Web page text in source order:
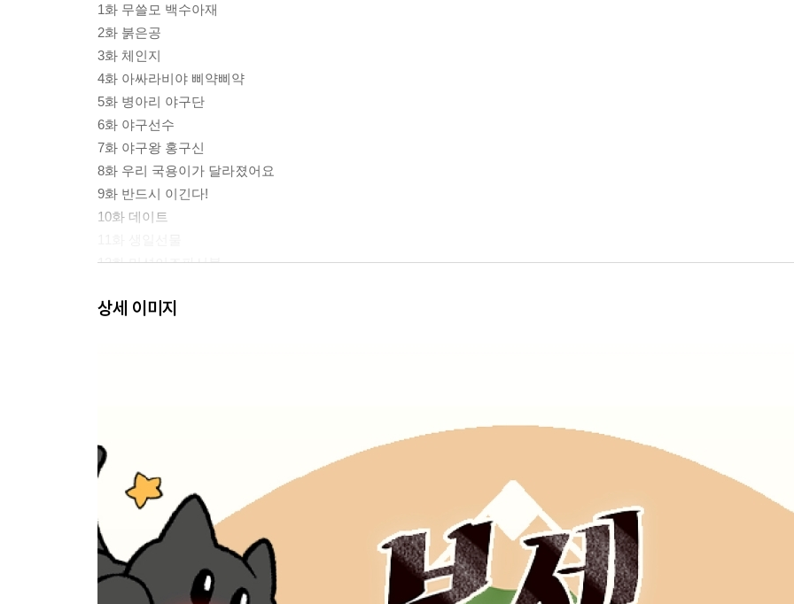
1화 무쓸모 백수아재
2화 붉은공
3화 체인지
4화 아싸라비야 삐약삐약
5화 병아리 야구단
6화 야구선수
7화 야구왕 홍구신
8화 우리 국용이가 달라졌어요
9화 반드시 이긴다!
10화 데이트
12화 미션이즈파서블
14화 승부조작
20화 옳은 일
작가의 말
정배영 / 타라재이
상세 이미지